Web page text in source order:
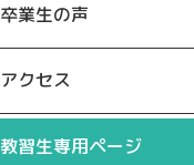
卒業生の声
アクセス
教習生専用ページ